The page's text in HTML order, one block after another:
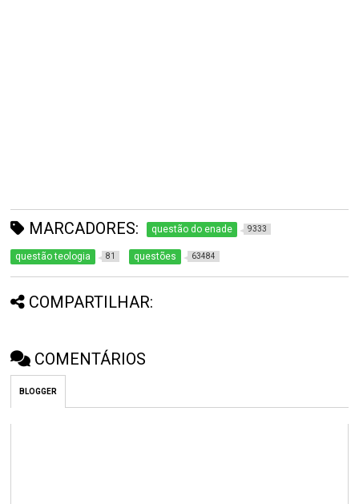
MARCADORES: questão do enade 9333
questão teologia 81 questões 63484
COMPARTILHAR:
COMENTÁRIOS
BLOGGER